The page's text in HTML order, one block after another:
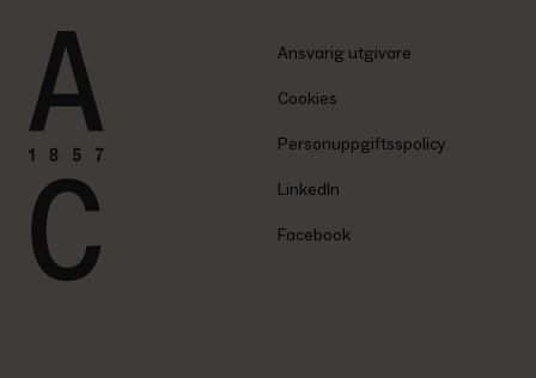
Ansvarig utgivare
Cookies
Personuppgiftsspolicy
LinkedIn
Facebook